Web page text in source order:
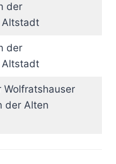
der
Altstadt
der
Altstadt
der Alten